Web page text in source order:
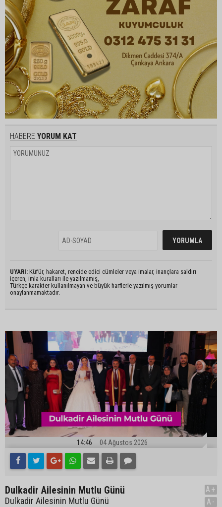
HABERE YORUM KAT
UYARI: Küfür, hakaret, rencide edici cümleler veya imalar, inançlara saldırı
içeren, imla kuralları ile yazılmamış,
Türkçe karakter kullanılmayan ve büyük harflerle yazılmış yorumlar
onaylanmamaktadır.
14:46 04 Ağustos 2026
Dulkadir Ailesinin Mutlu Günü
Dulkadir Ailesinin Mutlu Günü
A+
A-